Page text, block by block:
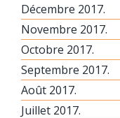
Décembre 2017.
Novembre 2017.
Octobre 2017.
Septembre 2017.
Août 2017.
Juillet 2017.